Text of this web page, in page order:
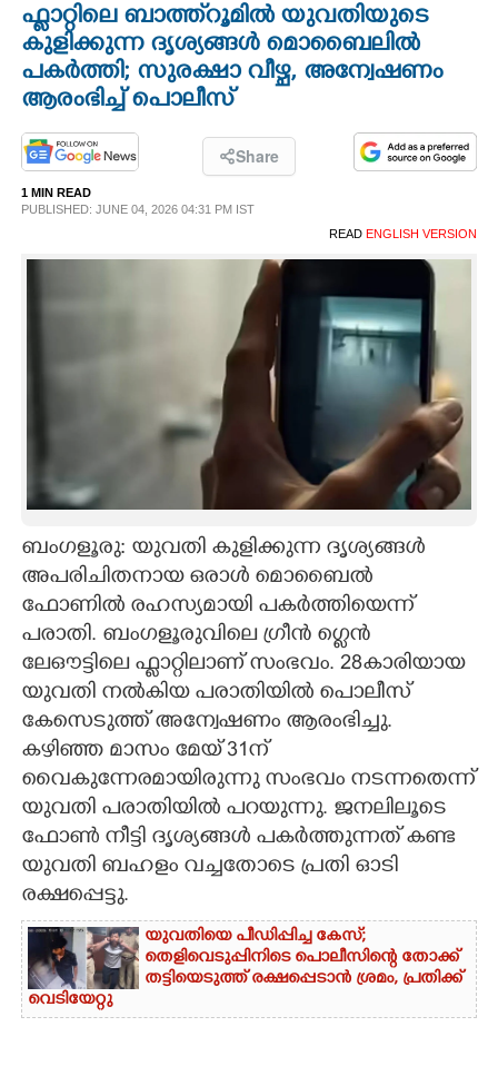
OPINION
LIFESTYLE
CARTOONS
LITERATURE
ZOOM
CONTACT US
ഫ്ലാറ്റിലെ ബാത്ത്റൂമിൽ യുവതിയുടെ
കുളിക്കുന്ന ദൃശ്യങ്ങൾ മൊബൈലിൽ
പകർത്തി; സുരക്ഷാ വീഴ്ച, അന്വേഷണം
ആരംഭിച്ച് പൊലീസ്
Share
1 MIN READ
PUBLISHED: JUNE 04, 2026 04:31 PM IST
READ ENGLISH VERSION
ബംഗളൂരു: യുവതി കുളിക്കുന്ന ദൃശ്യങ്ങൾ
അപരിചിതനായ ഒരാൾ മൊബൈൽ
ഫോണിൽ രഹസ്യമായി പകർത്തിയെന്ന്
പരാതി. ബംഗളൂരുവിലെ ഗ്രീൻ ഗ്ലെൻ
ലേഔട്ടിലെ ഫ്ളാറ്റിലാണ് സംഭവം. 28കാരിയായ
യുവതി നൽകിയ പരാതിയിൽ പൊലീസ്
കേസെടുത്ത് അന്വേഷണം ആരംഭിച്ചു.
കഴിഞ്ഞ മാസം മേയ് 31ന്
വൈകുന്നേരമായിരുന്നു സംഭവം നടന്നതെന്ന്
യുവതി പരാതിയിൽ പറയുന്നു. ജനലിലൂടെ
ഫോൺ നീട്ടി ദൃശ്യങ്ങൾ പകർത്തുന്നത് കണ്ട
യുവതി ബഹളം വച്ചതോടെ പ്രതി ഓടി
രക്ഷപ്പെട്ടു.
യുവതിയെ പീഡിപ്പിച്ച കേസ്;
തെളിവെടുപ്പിനിടെ പൊലീസിന്റെ തോക്ക്
തട്ടിയെടുത്ത് രക്ഷപ്പെടാൻ ശ്രമം, പ്രതിക്ക്
വെടിയേറ്റു